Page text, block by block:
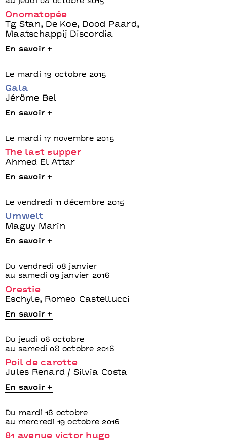
Onomatopée
Tg Stan, De Koe, Dood Paard,
Maatschappij Discordia
En savoir +
Le mardi 13 octobre 2015
Gala
Jérôme Bel
En savoir +
Le mardi 17 novembre 2015
The last supper
Ahmed El Attar
En savoir +
Le vendredi 11 décembre 2015
Umwelt
Maguy Marin
En savoir +
Du vendredi 08 janvier
au samedi 09 janvier 2016
Orestie
Eschyle, Romeo Castellucci
En savoir +
Du jeudi 06 octobre
au samedi 08 octobre 2016
Poil de carotte
Jules Renard / Silvia Costa
En savoir +
Du mardi 18 octobre
au mercredi 19 octobre 2016
81 avenue victor hugo